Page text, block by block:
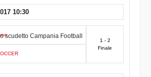
10:30
1 - 2
Finale